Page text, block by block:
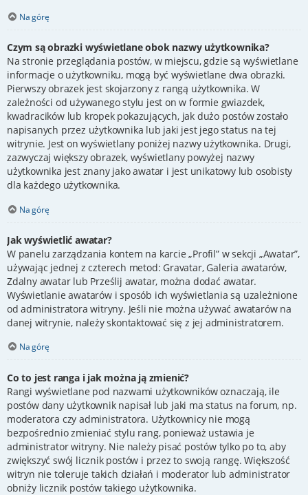
Na górę
Czym są obrazki wyświetlane obok nazwy użytkownika?
Na stronie przeglądania postów, w miejscu, gdzie są wyświetlane
informacje o użytkowniku, mogą być wyświetlane dwa obrazki.
Pierwszy obrazek jest skojarzony z rangą użytkownika. W
zależności od używanego stylu jest on w formie gwiazdek,
kwadracików lub kropek pokazujących, jak dużo postów zostało
napisanych przez użytkownika lub jaki jest jego status na tej
witrynie. Jest on wyświetlany poniżej nazwy użytkownika. Drugi,
zazwyczaj większy obrazek, wyświetlany powyżej nazwy
użytkownika jest znany jako awatar i jest unikatowy lub osobisty
dla każdego użytkownika.
Na górę
Jak wyświetlić awatar?
W panelu zarządzania kontem na karcie „Profil” w sekcji „Awatar”,
używając jednej z czterech metod: Gravatar, Galeria awatarów,
Zdalny awatar lub Prześlij awatar, można dodać awatar.
Wyświetlanie awatarów i sposób ich wyświetlania są uzależnione
od administratora witryny. Jeśli nie można używać awatarów na
danej witrynie, należy skontaktować się z jej administratorem.
Na górę
Co to jest ranga i jak można ją zmienić?
Rangi wyświetlane pod nazwami użytkowników oznaczają, ile
postów dany użytkownik napisał lub jaki ma status na forum, np.
moderatora czy administratora. Użytkownicy nie mogą
bezpośrednio zmieniać stylu rang, ponieważ ustawia je
administrator witryny. Nie należy pisać postów tylko po to, aby
zwiększyć swój licznik postów i przez to swoją rangę. Większość
witryn nie toleruje takich działań i moderator lub administrator
obniży licznik postów takiego użytkownika.